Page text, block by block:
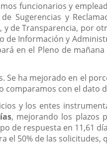
funcionarios y
Sugerencias y
de Transparencia, por
Información y
en el Pleno de
Se ha mejorado en el
comparamos con el dato
y los entes
, mejorando los plazos
de respuesta en 11,61
el 50% de las solicitudes,